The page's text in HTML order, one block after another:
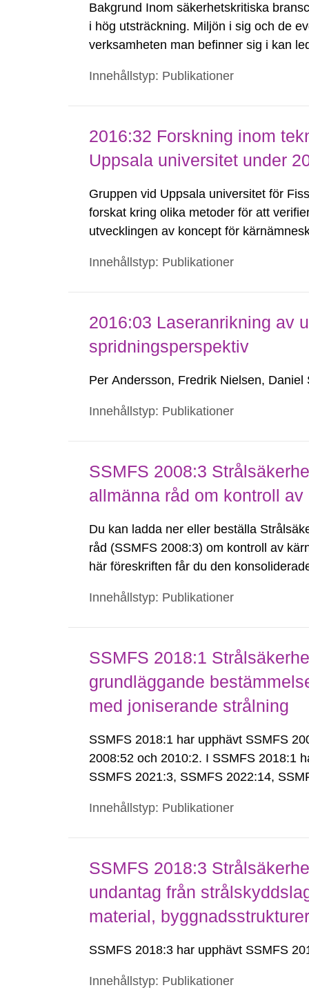
Bakgrund Inom säkerhetskritiska
i hög utsträckning. Miljön i sig och de
verksamheten man befinner sig i kan
stabilitet.
Innehållstyp: Publikationer
2016:32 Forskning inom
Uppsala universitet under
Gruppen vid Uppsala universitet för
forskat kring olika metoder för att
utvecklingen av koncept för
Innehållstyp: Publikationer
2016:03 Laseranrikning av
spridningsperspektiv
Per Andersson, Fredrik Nielsen,
Innehållstyp: Publikationer
SSMFS 2008:3
allmänna råd om kontroll av
Du kan ladda ner eller beställa
råd (SSMFS 2008:3) om kontroll av
här föreskriften får du den
Innehållstyp: Publikationer
SSMFS 2018:1
grundläggande
med joniserande strålning
SSMFS 2018:1 har upphävt SSMFS
2008:52 och 2010:2. I SSMFS 2018:1
SSMFS 2021:3, SSMFS 2022:14,
Innehållstyp: Publikationer
SSMFS 2018:3
undantag från
material,
SSMFS 2018:3 har upphävt SSMFS
Innehållstyp: Publikationer